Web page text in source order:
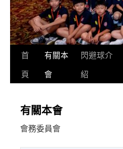
首
頁
有關本
會
閃避球介
紹
有關本會
會務委員會